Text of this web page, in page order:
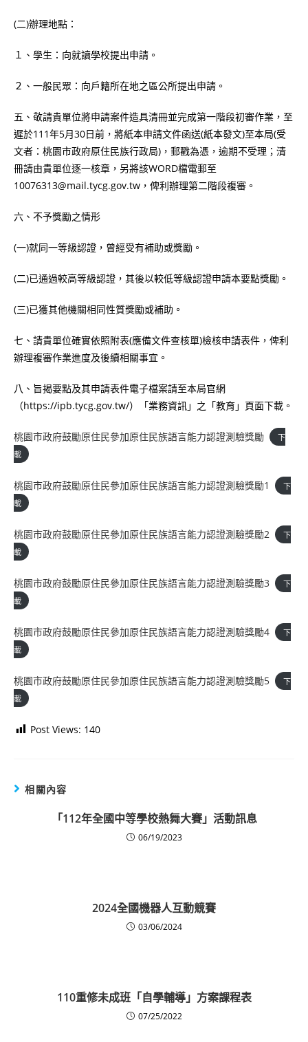
(二)辦理地點：
１、學生：向就讀學校提出申請。
２、一般民眾：向戶籍所在地之區公所提出申請。
五、敬請貴單位將申請案件造具清冊並完成第一階段初審作業，至
遲於111年5月30日前，將紙本申請文件函送(紙本發文)至本局(受
文者：桃園市政府原住民族行政局)，郵戳為憑，逾期不受理；清
冊請由貴單位逐一核章，另將該WORD檔電郵至
10076313@mail.tycg.gov.tw，俾利辦理第二階段複審。
六、不予獎勵之情形
(一)就同一等級認證，曾經受有補助或獎勵。
(二)已通過較高等級認證，其後以較低等級認證申請本要點獎勵。
(三)已獲其他機關相同性質獎勵或補助。
七、請貴單位確實依照附表(應備文件查核單)檢核申請表件，俾利
辦理複審作業進度及後續相關事宜。
八、旨揭要點及其申請表件電子檔案請至本局官網
（https://ipb.tycg.gov.tw/）「業務資訊」之「教育」頁面下載。
桃園市政府鼓勵原住民參加原住民族語言能力認證測驗獎勵
下
載
桃園市政府鼓勵原住民參加原住民族語言能力認證測驗獎勵1
下
載
桃園市政府鼓勵原住民參加原住民族語言能力認證測驗獎勵2
下
載
桃園市政府鼓勵原住民參加原住民族語言能力認證測驗獎勵3
下
載
桃園市政府鼓勵原住民參加原住民族語言能力認證測驗獎勵4
下
載
桃園市政府鼓勵原住民參加原住民族語言能力認證測驗獎勵5
下
載
Post Views: 140
相關內容
「112年全國中等學校熱舞大賽」活動訊息
06/19/2023
2024全國機器人互動競賽
03/06/2024
110重修未成班「自學輔導」方案課程表
07/25/2022